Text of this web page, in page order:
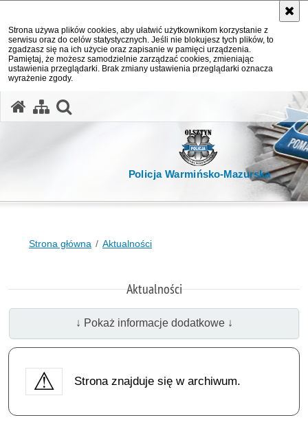
Strona używa plików cookies, aby ułatwić użytkownikom korzystanie z
serwisu oraz do celów statystycznych. Jeśli nie blokujesz tych plików, to
zgadzasz się na ich użycie oraz zapisanie w pamięci urządzenia.
Pamiętaj, że możesz samodzielnie zarządzać cookies, zmieniając
ustawienia przeglądarki. Brak zmiany ustawienia przeglądarki oznacza
wyrażenie zgody.
Policja Warmińsko-Mazurska
Strona główna Aktualności
Aktualności
↓ Pokaż informacje dodatkowe ↓
Strona znajduje się w archiwum.